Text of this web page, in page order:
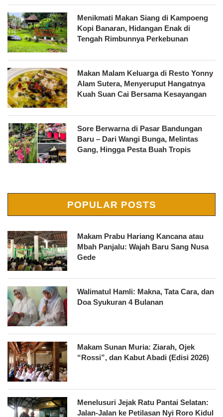
Menikmati Makan Siang di Kampoeng
Kopi Banaran, Hidangan Enak di
Tengah Rimbunnya Perkebunan
Makan Malam Keluarga di Resto Yonny
Alam Sutera, Menyeruput Hangatnya
Kuah Suan Cai Bersama Kesayangan
Sore Berwarna di Pasar Bandungan
Baru – Dari Wangi Bunga, Melintas
Gang, Hingga Pesta Buah Tropis
POPULAR POSTS
Makam Prabu Hariang Kancana atau
Mbah Panjalu: Wajah Baru Sang Nusa
Gede
Walimatul Hamli: Makna, Tata Cara, dan
Doa Syukuran 4 Bulanan
Makam Sunan Muria: Ziarah, Ojek
“Rossi”, dan Kabut Abadi (Edisi 2026)
Menelusuri Jejak Ratu Pantai Selatan:
Jalan-Jalan ke Petilasan Nyi Roro Kidul